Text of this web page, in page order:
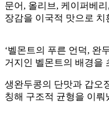
문어, 올리브, 케이퍼베
장감을 이국적 맛으로 치
‘벨몬트의 푸른 언덕, 완
거지인 벨몬트의 배경을
생완두콩의 단맛과 갑오
칭해 구조적 균형을 이뤄